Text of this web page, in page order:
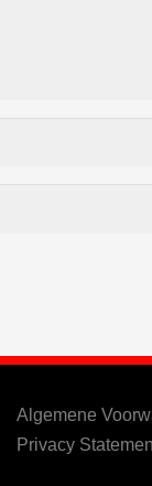
Algemene
Privacy